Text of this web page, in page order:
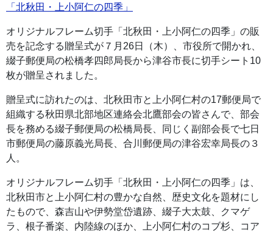
「北秋田・上小阿仁の四季」
オリジナルフレーム切手「北秋田・上小阿仁の四季」の販
売を記念する贈呈式が７月26日（木）、市役所で開かれ、
綴子郵便局の松橋孝四郎局長から津谷市長に切手シート10
枚が贈呈されました。
贈呈式に訪れたのは、北秋田市と上小阿仁村の17郵便局で
組織する秋田県北部地区連絡会北鷹部会の皆さんで、部会
長を務める綴子郵便局の松橋局長、同じく副部会長で七日
市郵便局の藤原義光局長、合川郵便局の津谷宏幸局長の３
人。
オリジナルフレーム切手「北秋田・上小阿仁の四季」は、
北秋田市と上小阿仁村の豊かな自然、歴史文化を題材にし
たもので、森吉山や伊勢堂岱遺跡、綴子大太鼓、クマゲ
ラ、根子番楽、内陸線のほか、上小阿仁村のコブ杉、コア